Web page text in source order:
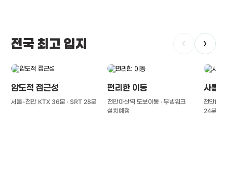
전국 최고 입지 ‹ ›
압도적 접근성
서울-천안 KTX 36분 · SRT 28분
편리한 이동
천안아산역 도보이동 · 무빙워크
설치예정
사통
천안IC(
24분